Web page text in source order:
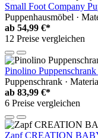
Small Foot Company
Puppenhausmöbel ·
ab 54,99 €*
12 Preise vergleichen
Pinolino
Puppenschrank ·
ab 83,99 €*
6 Preise vergleichen
Zapf CREATION